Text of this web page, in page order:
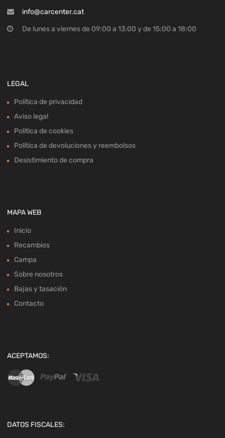
info@carcenter.cat
De lunes a viernes de 09:00 a 13:00 y de 15:00 a 18:00
LEGAL
Política de privacidad
Aviso legal
Política de cookies
Política de devoluciones y reembolsos
Desistimiento de compra
MAPA WEB
Inicio
Recambios
Campa
Sobre nosotros
Bajas y tasación
Contacto
ACEPTAMOS:
DATOS FISCALES: